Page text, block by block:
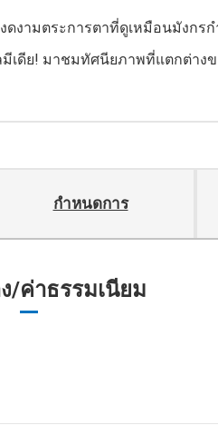
งามตระการตาที่ดูเหมือนมังกร
เดีย! มาชมทัศนียภาพที่แตกต่าง
กำหนดการ
/ค่าธรรมเนียม